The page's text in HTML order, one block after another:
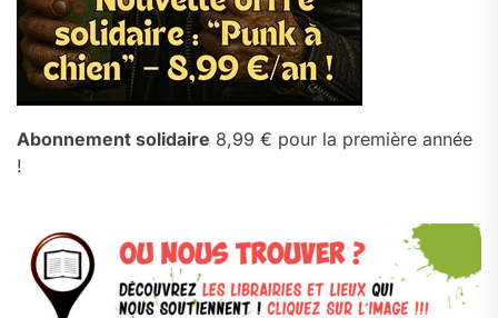
Abonnement solidaire 8,99 € pour la première année
!